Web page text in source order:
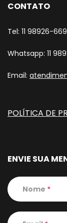
CONTATO
Tel: 11 98926-
Whatsapp: 11
Email:
POLÍTICA DE
ENVIE SUA
Nome *